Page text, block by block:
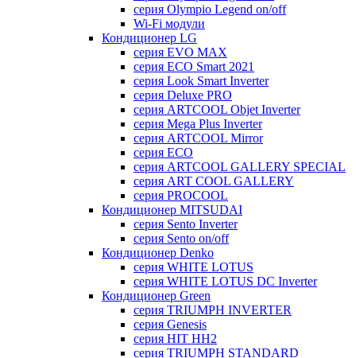
серия Olympio Legend on/off
Wi-Fi модули
Кондиционер LG
серия EVO MAX
серия ECO Smart 2021
серия Look Smart Inverter
серия Deluxe PRO
серия ARTCOOL Objet Inverter
серия Mega Plus Inverter
серия ARTCOOL Mirror
серия ECO
серия ARTCOOL GALLERY SPECIAL
серия ART COOL GALLERY
серия PROCOOL
Кондиционер MITSUDAI
серия Sento Inverter
серия Sento on/off
Кондиционер Denko
серия WHITE LOTUS
серия WHITE LOTUS DC Inverter
Кондиционер Green
серия TRIUMPH INVERTER
серия Genesis
серия HIT HH2
серия TRIUMPH STANDARD